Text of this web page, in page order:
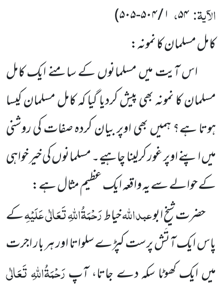
الآیۃ:۵۴، ۱ / ۵۰۴-۵۰۵)
کامل مسلمان کا نمونہ:
اس آیت میں مسلمانوں کے سامنے ایک کامل
مسلمان کا نمونہ بھی پیش کردیا گیا کہ کامل مسلمان کیسا
ہوتا ہے؟ ہمیں بھی اوپر بیان کردہ صفات کی روشنی
میں اپنے اوپر غور کرلینا چاہیے۔ مسلمانوں کی خیر خواہی
کے حوالے سے یہ واقعہ ایک عظیم مثال ہے:
حضرت شیخ ابوعبداللہخیاطرَحْمَۃُاللہِ تَعَالٰی عَلَیْہِکے
پاس ایک آتَش پرست کپڑے سلواتا اور ہر بار اجرت
میں ایک کھوٹا سکہ دے جاتا، آپرَحْمَۃُاللہِ تَعَالٰی